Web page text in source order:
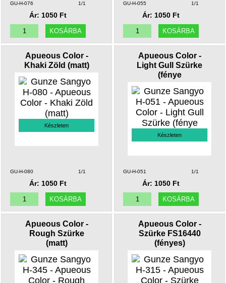
GU-H-076 1/1
Ár: 1050 Ft
GU-H-055 1/1
Ár: 1050 Ft
Apueous Color -
Khaki Zöld (matt)
Készleten
GU-H-080 1/1
Ár: 1050 Ft
Apueous Color -
Light Gull Szürke
(fénye
Készleten
GU-H-051 1/1
Ár: 1050 Ft
Apueous Color -
Rough Szürke
(matt)
Apueous Color -
Szürke FS16440
(fényes)